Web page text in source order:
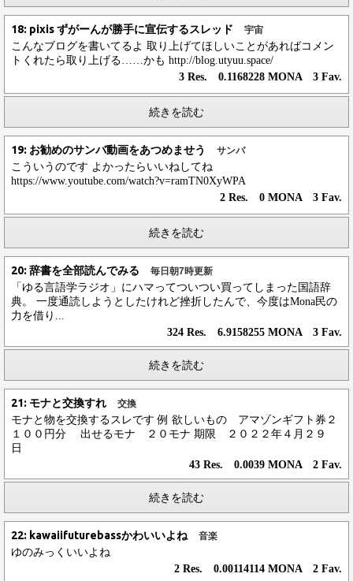
18: pixis ずがーんが勝手に宣伝するスレッド 宇宙
こんなブログを書いてるよ 取り上げてほしいことがあればコメン
トくれたら取り上げる……かも http://blog.utyuu.space/
3 Res. 0.1168228 MONA 3 Fav.
続きを読む
19: お勧めのサンバ動画をあつめませう サンバ
こういうのです よかったらいいねしてね
https://www.youtube.com/watch?v=ramTN0XyWPA
2 Res. 0 MONA 3 Fav.
続きを読む
20: 辞書を全部読んでみる 毎日朝7時更新
「ゆる言語学ラジオ」にハマってついつい買ってしまった国語辞
典。 一度通読しようとしたけれど挫折したんで、今度はMona民の
力を借り...
324 Res. 6.9158255 MONA 3 Fav.
続きを読む
21: モナと交換すれ 交換
モナと物を交換するスレです 例 欲しいもの アマゾンギフト券２
１００円分 出せるモナ ２０モナ 期限 ２０２２年４月２９
日
43 Res. 0.0039 MONA 2 Fav.
続きを読む
22: kawaiifuturebassかわいいよね 音楽
ゆのみっくいいよね
2 Res. 0.00114114 MONA 2 Fav.